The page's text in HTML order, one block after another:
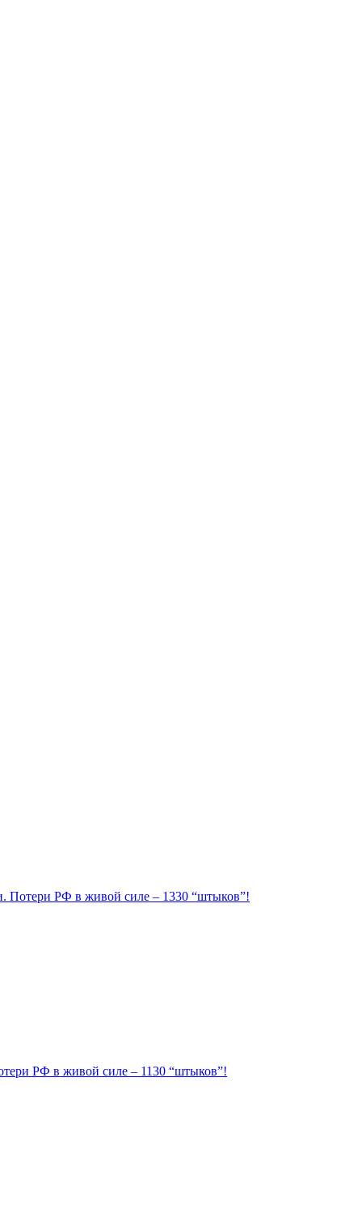
Потери РФ в живой силе – 1330 “штыков”!
РФ в живой силе – 1130 “штыков”!